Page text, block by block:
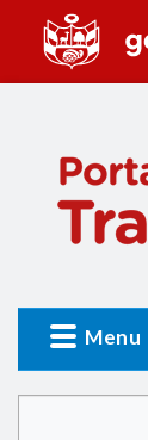
Menu